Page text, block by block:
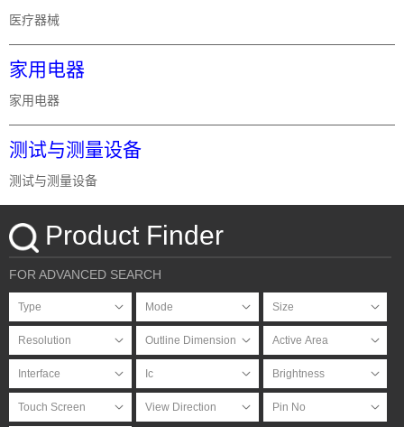
医疗器械
家用电器
家用电器
测试与测量设备
测试与测量设备
Product Finder
FOR ADVANCED SEARCH